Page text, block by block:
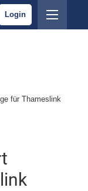
Login
für Thameslink